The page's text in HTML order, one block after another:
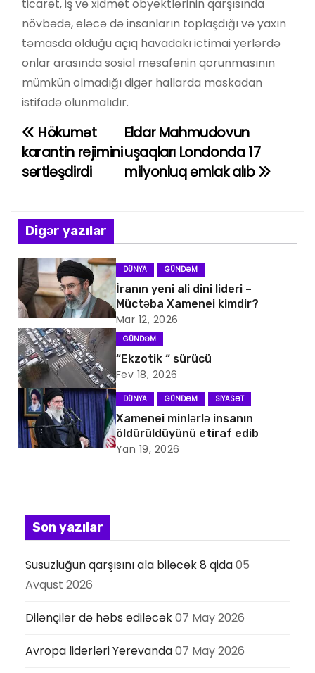
ticarət, iş və xidmət obyektlərinin qarşısında
növbədə, eləcə də insanların toplaşdığı və yaxın
təmasda olduğu açıq havadakı ictimai yerlərdə
onlar arasında sosial məsafənin qorunmasının
mümkün olmadığı digər hallarda maskadan
istifadə olunmalıdır.
Y
a
ı
n
a
v
i
q
a
s
a
ı
Eldar Mahmudovun
uşaqları Londonda 17
milyonluq əmlak alıb
Hökumət
karantin rejimini
sərtləşdirdi
Digər yazılar
DÜNYA GÜNDƏM
İranın yeni ali dini lideri –
Müctəba Xamenei kimdir?
Mar 12, 2026
GÜNDƏM
“Ekzotik “ sürücü
Fev 18, 2026
DÜNYA GÜNDƏM SIYASƏT
Xamenei minlərlə insanın
öldürüldüyünü etiraf edib
Yan 19, 2026
Son yazılar
Susuzluğun qarşısını ala biləcək 8 qida05
Avqust 2026
Dilənçilər də həbs ediləcək07 May 2026
Avropa liderləri Yerevanda07 May 2026